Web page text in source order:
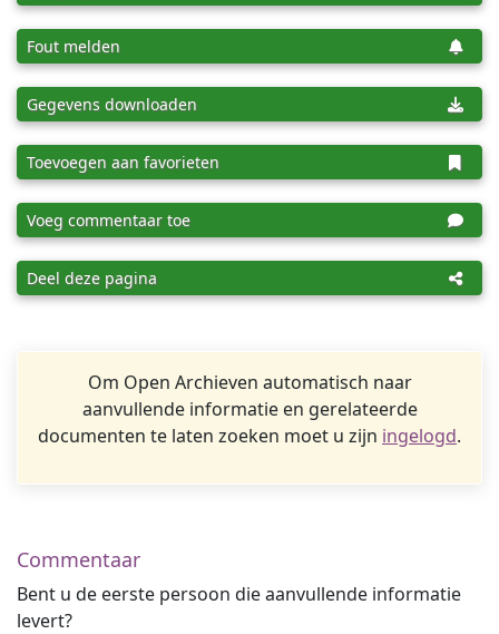
Fout melden
Gegevens downloaden
Toevoegen aan favorieten
Voeg commentaar toe
Deel deze pagina
Om Open Archieven automatisch naar
aanvullende informatie en gerelateerde
documenten te laten zoeken moet u zijn ingelogd.
Commentaar
Bent u de eerste persoon die aanvullende informatie
levert?